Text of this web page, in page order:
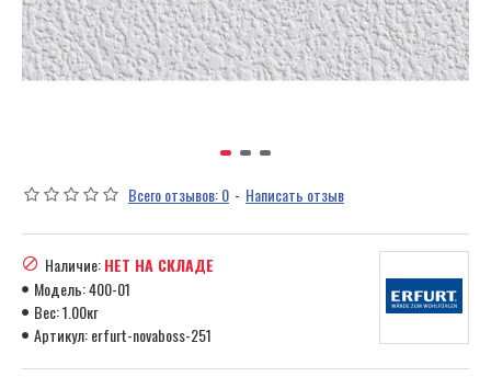
Всего отзывов: 0 - Написать отзыв
Наличие:НЕТ НА СКЛАДЕ
Модель:400-01
Вес:1.00кг
Артикул:erfurt-novaboss-251